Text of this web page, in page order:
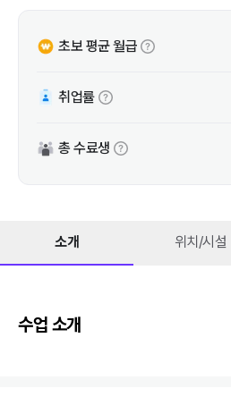
초보 평균 월급
취업률
총 수료생
소개 위치/시설
수업 소개